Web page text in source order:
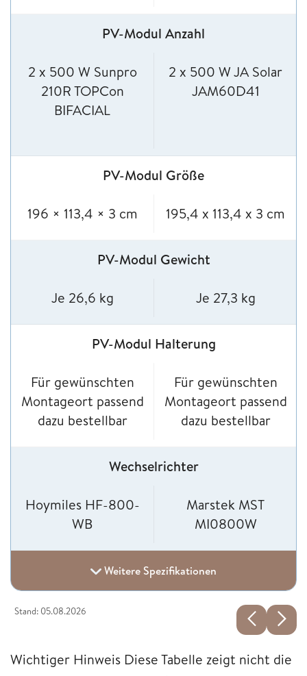
PV-Modul Anzahl
2 x 500 W Sunpro
210R TOPCon
BIFACIAL
2 x 500 W JA Solar
JAM60D41
PV-Modul Größe
196 × 113,4 × 3 cm 195,4 x 113,4 x 3 cm
PV-Modul Gewicht
Je 26,6 kg Je 27,3 kg
PV-Modul Halterung
Für gewünschten
Montageort passend
dazu bestellbar
Für gewünschten
Montageort passend
dazu bestellbar
Wechselrichter
Hoymiles HF-800-
WB
Marstek MST
MI0800W
Weitere Spezifikationen
Stand: 05.08.2026
Wichtiger Hinweis Diese Tabelle zeigt nicht die